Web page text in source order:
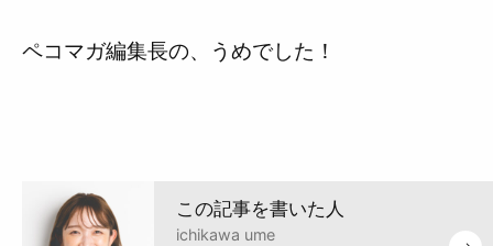
ペコマガ編集長の、うめでした！
ichikawa ume